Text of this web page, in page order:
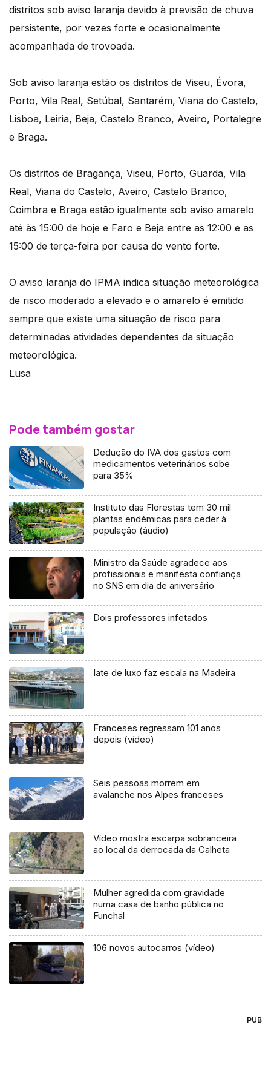
distritos sob aviso laranja devido à previsão de chuva
persistente, por vezes forte e ocasionalmente
acompanhada de trovoada.
Sob aviso laranja estão os distritos de Viseu, Évora,
Porto, Vila Real, Setúbal, Santarém, Viana do Castelo,
Lisboa, Leiria, Beja, Castelo Branco, Aveiro, Portalegre
e Braga.
Os distritos de Bragança, Viseu, Porto, Guarda, Vila
Real, Viana do Castelo, Aveiro, Castelo Branco,
Coimbra e Braga estão igualmente sob aviso amarelo
até às 15:00 de hoje e Faro e Beja entre as 12:00 e as
15:00 de terça-feira por causa do vento forte.
O aviso laranja do IPMA indica situação meteorológica
de risco moderado a elevado e o amarelo é emitido
sempre que existe uma situação de risco para
determinadas atividades dependentes da situação
meteorológica.
Lusa
Pode também gostar
Dedução do IVA dos gastos com
medicamentos veterinários sobe
para 35%
Instituto das Florestas tem 30 mil
plantas endémicas para ceder à
população (áudio)
Ministro da Saúde agradece aos
profissionais e manifesta confiança
no SNS em dia de aniversário
Dois professores infetados
Iate de luxo faz escala na Madeira
Franceses regressam 101 anos
depois (vídeo)
Seis pessoas morrem em
avalanche nos Alpes franceses
Vídeo mostra escarpa sobranceira
ao local da derrocada da Calheta
Mulher agredida com gravidade
numa casa de banho pública no
Funchal
106 novos autocarros (vídeo)
PUB